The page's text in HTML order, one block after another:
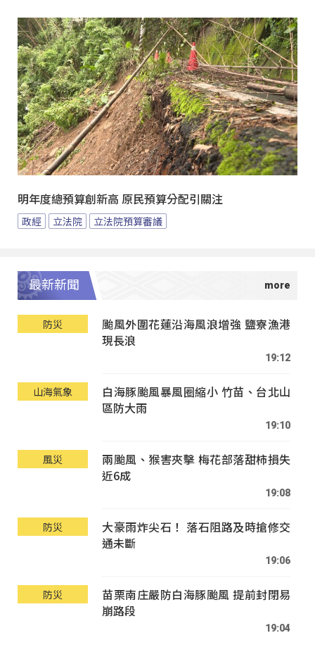
明年度總預算創新高 原民預算分配引關注
政經 立法院 立法院預算審議
最新新聞
防災
颱風外圍花蓮沿海風浪增強 鹽寮漁港
現長浪
19:12
山海氣象
白海豚颱風暴風圈縮小 竹苗、台北山
區防大雨
19:10
風災
兩颱風、猴害夾擊 梅花部落甜柿損失
近6成
19:08
防災
大豪雨炸尖石！ 落石阻路及時搶修交
通未斷
19:06
防災
苗栗南庄嚴防白海豚颱風 提前封閉易
崩路段
19:04